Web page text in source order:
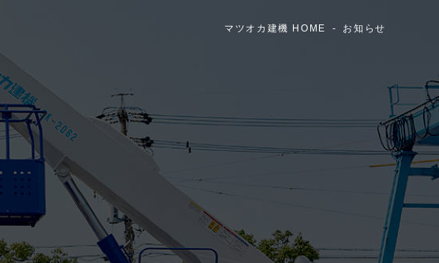
マツオカ建機 HOME お知らせ